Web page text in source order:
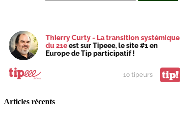
Thierry Curty - La transition systémique
du 21eest sur Tipeee, le site #1 en
Europe de Tip participatif !
10 tipeurs tip!
Articles récents